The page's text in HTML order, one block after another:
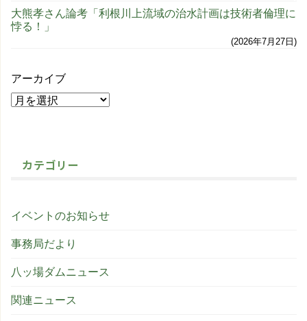
大熊孝さん論考「利根川上流域の治水計画は技術者倫理に
悖る！」
2026年7月27日
アーカイブ
カテゴリー
イベントのお知らせ
事務局だより
八ッ場ダムニュース
関連ニュース